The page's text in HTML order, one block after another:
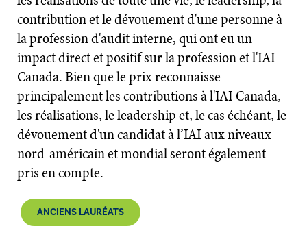
contribution et le dévouement d'une personne à
la profession d'audit interne, qui ont eu un
impact direct et positif sur la profession et l'IAI
Canada. Bien que le prix reconnaisse
principalement les contributions à l'IAI Canada,
les réalisations, le leadership et, le cas échéant, le
dévouement d'un candidat à l’IAI aux niveaux
nord-américain et mondial seront également
pris en compte.
ANCIENS LAURÉATS